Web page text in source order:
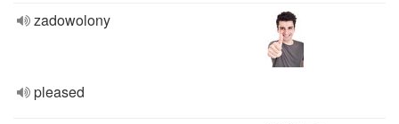
zadowolony
pleased